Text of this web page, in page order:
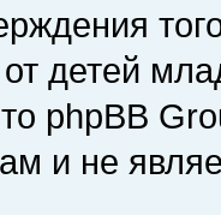
детей
phpBB
и не